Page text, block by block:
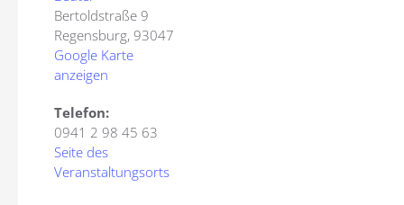
Bertoldstraße 9
Regensburg, 93047
Google Karte
anzeigen
Telefon:
0941 2 98 45 63
Seite des
Veranstaltungsorts